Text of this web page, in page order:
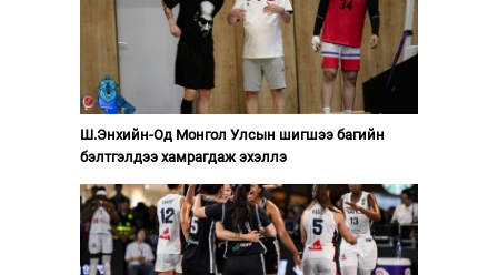
Ш.Энхийн-Од Монгол Улсын шигшээ багийн
бэлтгэлдээ хамрагдаж эхэллэ